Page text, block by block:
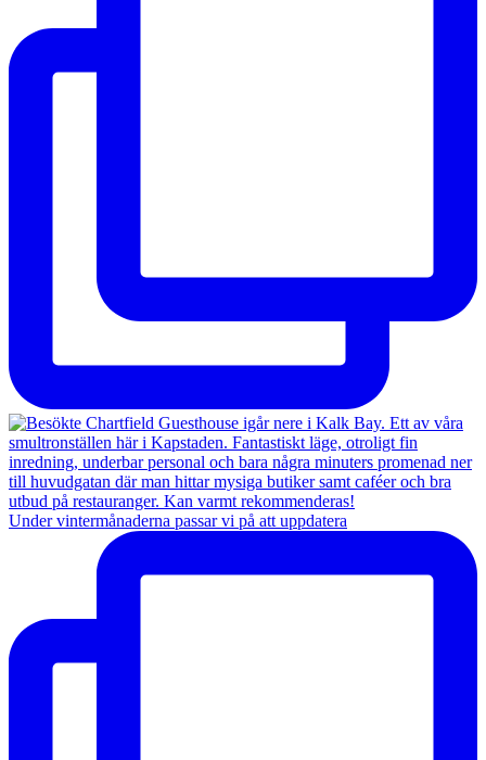
Under vintermånaderna passar vi på att uppdatera